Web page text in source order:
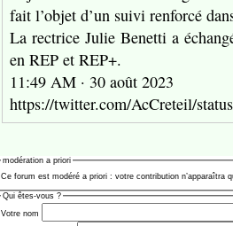
fait l’objet d’un suivi renforcé
La rectrice Julie Benetti a
en REP et REP+.
11:49 AM · 30 août 2023
https://twitter.com/AcCreteil/
modération a priori
Ce forum est modéré a priori : votre contribution n’apparaîtra
Qui êtes-vous ?
Votre nom